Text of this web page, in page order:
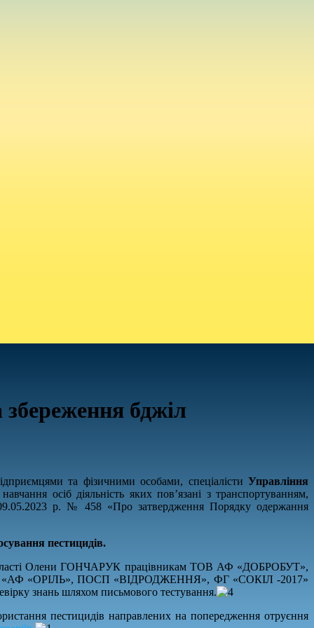
бджіл
та фізичними особами, спеціалісти Управління
осіб діяльність яких пов’язані з транспортуванням,
09.05.2023 р. № 458 «Про затвердження Порядку одержання
пестицидів.
області Олени ГОНЧАРУК працівникам ТОВ АФ «ДОБРОБУТ»,
«ОРІЛЬ», ПОСП «ВІДРОДЖЕННЯ», ФГ «СОКІЛ -2017»
знань шляхом письмового тестування.
пестицидів направлених на попередження отруєння